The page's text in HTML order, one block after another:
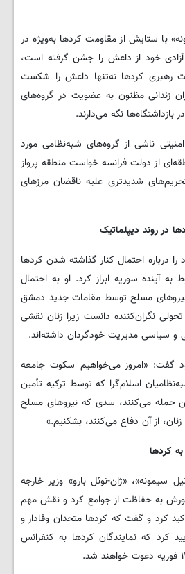
با ستایش از مقاومت کردها به‌ویژه در
خود از داعش را جشن گرفته است،
رهبری کردها نه‌تنها داعش را شکست
زندانی مظنون به عضویت در گروه‌های
بازداشتگاه‌ها نگه می‌دارند.
ناشی از گروه‌های شبه‌نظامی مورد
از دولت فرانسه خواست منطقه پرواز
شدیدتری علیه ناقضان مرزهای
در روند دیپلماتیک
درباره احتمال کنار گذاشته شدن کردها
به آینده سوریه ابراز کرد. او به احتمال
مسلح توسط مقامات جدید دمشق
نگران‌کننده دانست زیرا زنان نقشی
و سیاسی مدیریت خودگردان داشته‌اند.
گفت: «امروز می‌خواهیم سکوت جامعه
اسلام‌گرا که توسط ترکیه تأمین
حمله می‌کنند، سدی که نیروهای مسلح
از آن دفاع می‌کنند، بشکنیم.»
کردها
سیمونه»، «ژان-نوئل بارو» وزیر خارجه
به حفاظت از جوامع کرد و نقش مهم
کرد و گفت که کردها متحدان وفادار و
کرد که نمایندگان کردها به کنفرانس